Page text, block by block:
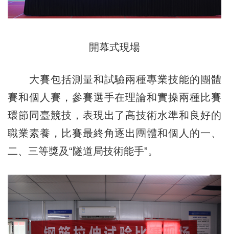
開幕式現場
大賽包括測量和試驗兩種專業技能的團體
賽和個人賽，參賽選手在理論和實操兩種比賽
環節同臺競技，表現出了高技術水準和良好的
職業素養，比賽最終角逐出團體和個人的一、
二、三等獎及“隧道局技術能手”。